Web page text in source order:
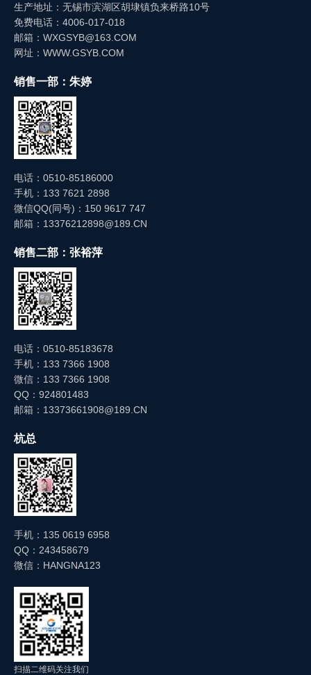
维护与保养
故障处理
生产地址：无锡市滨湖区胡埭镇负来桥路10号
免费电话：4006-017-018
邮箱：WXGSYB@163.COM
网址：WWW.GSYB.COM
销售一部：朱婷
电话：0510-85186000
手机：133 7621 2898
微信QQ(同号)：150 9617 747
邮箱：13376212898@189.CN
销售二部：张裕萍
电话：0510-85183678
手机：133 7366 1908
微信：133 7366 1908
QQ：924801483
邮箱：13373661908@189.CN
杭总
手机：135 0619 6958
QQ：243458679
微信：HANGNA123
扫描二维码关注我们